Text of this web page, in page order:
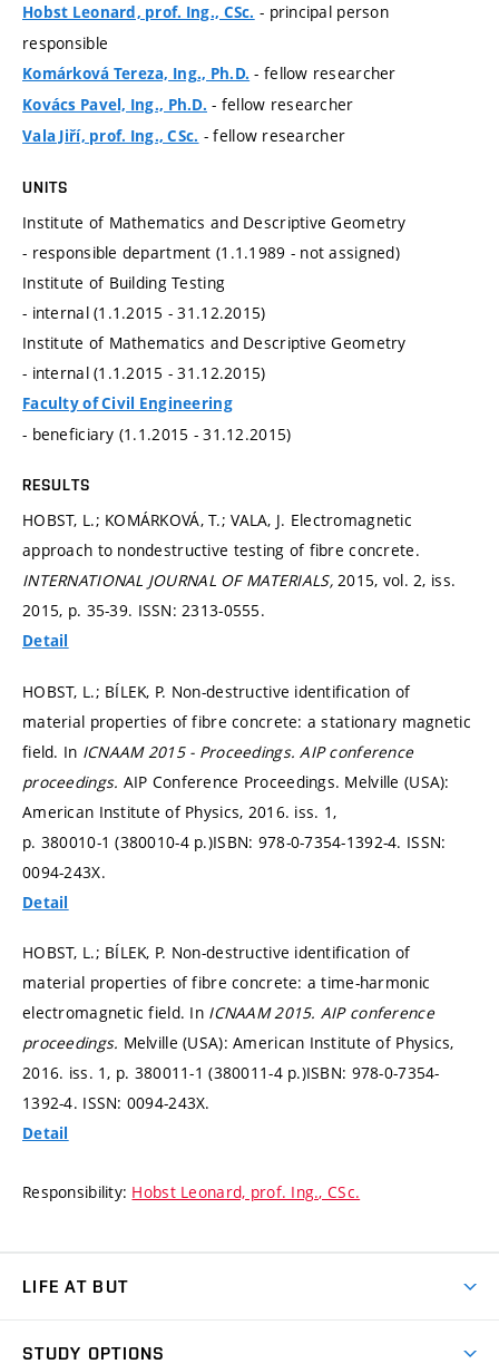
Hobst Leonard, prof. Ing., CSc. - principal person
responsible
Komárková Tereza, Ing., Ph.D. - fellow researcher
Kovács Pavel, Ing., Ph.D. - fellow researcher
Vala Jiří, prof. Ing., CSc. - fellow researcher
UNITS
Institute of Mathematics and Descriptive Geometry
- responsible department (1.1.1989 - not assigned)
Institute of Building Testing
- internal (1.1.2015 - 31.12.2015)
Institute of Mathematics and Descriptive Geometry
- internal (1.1.2015 - 31.12.2015)
Faculty of Civil Engineering
- beneficiary (1.1.2015 - 31.12.2015)
RESULTS
HOBST, L.; KOMÁRKOVÁ, T.; VALA, J. Electromagnetic
approach to nondestructive testing of fibre concrete.
INTERNATIONAL JOURNAL OF MATERIALS,2015, vol. 2, iss.
2015, p. 35-39. ISSN: 2313-0555.
Detail
HOBST, L.; BÍLEK, P. Non-destructive identification of
material properties of fibre concrete: a stationary magnetic
field. In ICNAAM 2015 - Proceedings.AIP conference
proceedings. AIP Conference Proceedings. Melville (USA):
American Institute of Physics, 2016. iss. 1,
p. 380010-1 (380010-4 p.)ISBN: 978-0-7354-1392-4. ISSN:
0094-243X.
Detail
HOBST, L.; BÍLEK, P. Non-destructive identification of
material properties of fibre concrete: a time-harmonic
electromagnetic field. In ICNAAM 2015. AIP conference
proceedings. Melville (USA): American Institute of Physics,
2016. iss. 1, p. 380011-1 (380011-4 p.)ISBN: 978-0-7354-
1392-4. ISSN: 0094-243X.
Detail
Responsibility: Hobst Leonard, prof. Ing., CSc.
LIFE AT BUT
STUDY OPTIONS